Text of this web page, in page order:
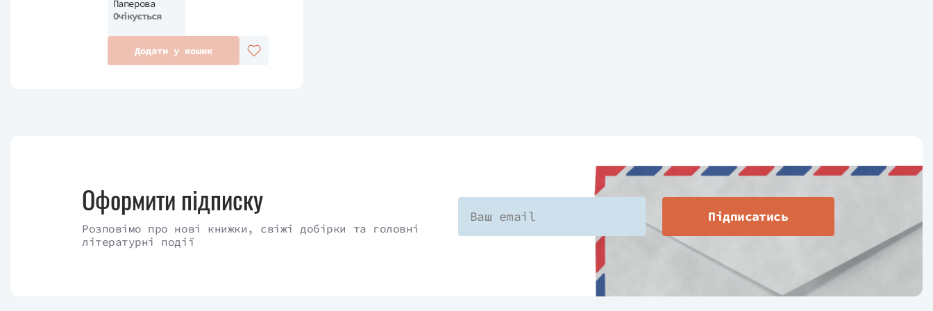
Паперова
Очікується
Додати у кошик
Оформити підписку
Розповімо про нові книжки, свіжі добірки та головні
літературні події
Підписатись